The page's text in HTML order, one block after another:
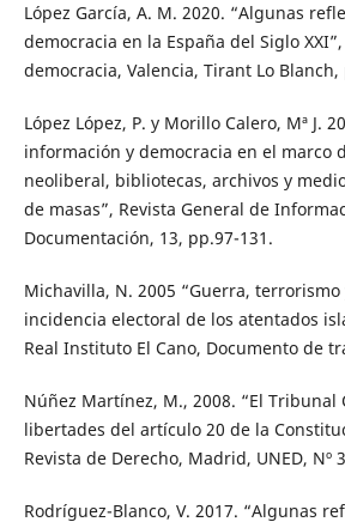
López García, A. M. 2020. “Algunas
democracia en la España del Siglo
democracia, Valencia, Tirant Lo Blanch,
López López, P. y Morillo Calero, Mª J.
información y democracia en el marco
neoliberal, bibliotecas, archivos y
de masas”, Revista General de
Documentación, 13, pp.97-131.
Michavilla, N. 2005 “Guerra, terrorismo
incidencia electoral de los atentados
Real Instituto El Cano, Documento de
Núñez Martínez, M., 2008. “El Tribunal
libertades del artículo 20 de la
Revista de Derecho, Madrid, UNED, Nº
Rodríguez-Blanco, V. 2017. “Algunas